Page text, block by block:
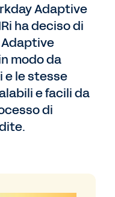
Adaptive
ha deciso di
modo da
e le stesse
e facili da
di